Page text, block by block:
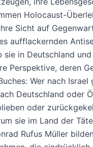
Holocaust-
Sicht auf
aufflackernden
sie in Deutschland
Perspektive, deren
Wer nach
Deutschland oder
oder
sie im Land der
Rufus Müller